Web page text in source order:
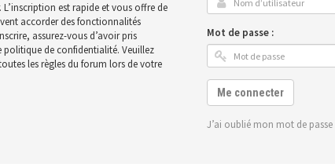
est rapide et vous offre de
accorder des fonctionnalités
assurez-vous d’avoir pris
de confidentialité. Veuillez
les règles du forum lors de votre
Mot de passe :
Me connecter
J’ai oublié mon mot de passe